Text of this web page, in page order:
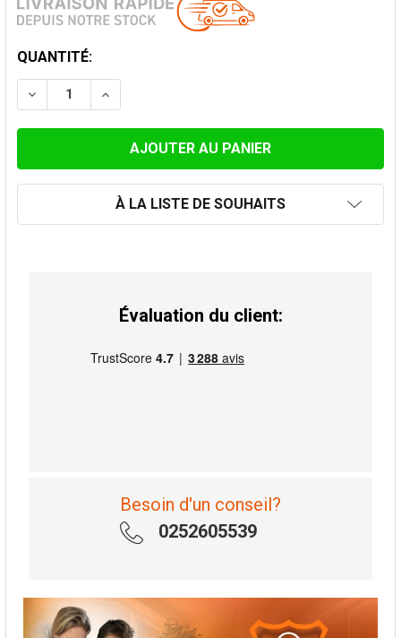
STOCK
ACTUEL:
QUANTITÉ:
DIMINUER LA QUANTITÉ DE COL DE SOLIN POUR 225
AUGMENTER LA QUANTITÉ DE COL DE
À LA LISTE DE SOUHAITS
Évaluation du client:
Besoin d'un conseil?
0252605539